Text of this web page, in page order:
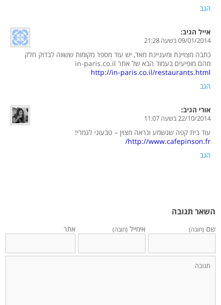
הגב
אייל הגיב:
09/01/2014 בשעה 21:28
כתבה מצויינת ומעניינת מאד, יש עוד מספר מקומות ששווה לבדוק חלק
מהם מופיעים בעמוד הבא של אתר in-paris.co.il
http://in-paris.co.il/restaurants.html
הגב
אורי הגיב:
22/10/2014 בשעה 11:07
עוד בית קפה שנשמע ונראה מצוין – טבעוני לגמרי!
http://www.cafepinson.fr/
הגב
השאר תגובה
שם (חובה) אימייל (חובה) אתר